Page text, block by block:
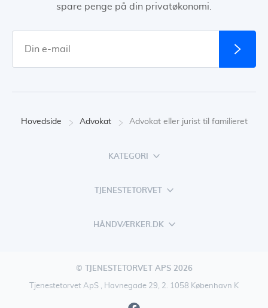
spare penge på din privatøkonomi.
Hovedside Advokat Advokat eller jurist til familieret
KATEGORI
TJENESTETORVET
HÅNDVÆRKER.DK
© TJENESTETORVET APS 2026
Tjenestetorvet ApS , Havnegade 29, 2. 1058 København K